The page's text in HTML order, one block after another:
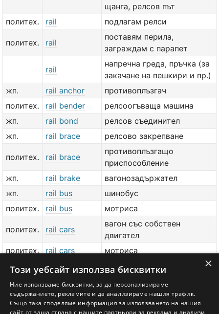
щанга, релсов път
политех.
rail подлагам релси
политех. rail
поставям перила,
заграждам с парапет
rail
напречна греда, пръчка (за
закачане на пешкири и пр.)
жп.
rail anchor
противоплъзгач
политех.
rail bender
релсоогъваща машина
жп.
rail bond
релсов съединител
жп.
rail brace релсово закрепване
политех. rail brace
противоплъзгащо
приспособление
жп.
rail brake
вагонозадържател
жп.
rail bus
шинобус
политех.
rail bus мотриса
политех. rail cars
вагон със собствен
двигател
политех.
rail cars
мотриса
политех.
rail chair
релсова подложка
жп.
rail clamp
политех.
rail clip релсова скоба
×
Този уебсайт използва бисквитки
Ние използваме бисквитки, за да персонализираме
съдържанието, рекламите и да анализираме нашия трафик.
Също така споделяме информация за използването на нашия
сайт от ваша страна с нашите партньори за реклама и анализи,